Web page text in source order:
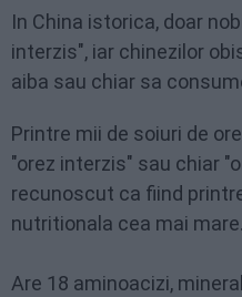
In China istorica, doar
interzis", iar chinezilor
aiba sau chiar sa
Printre mii de soiuri de
"orez interzis" sau chiar
recunoscut ca fiind
nutritionala cea mai mare.
Are 18 aminoacizi,